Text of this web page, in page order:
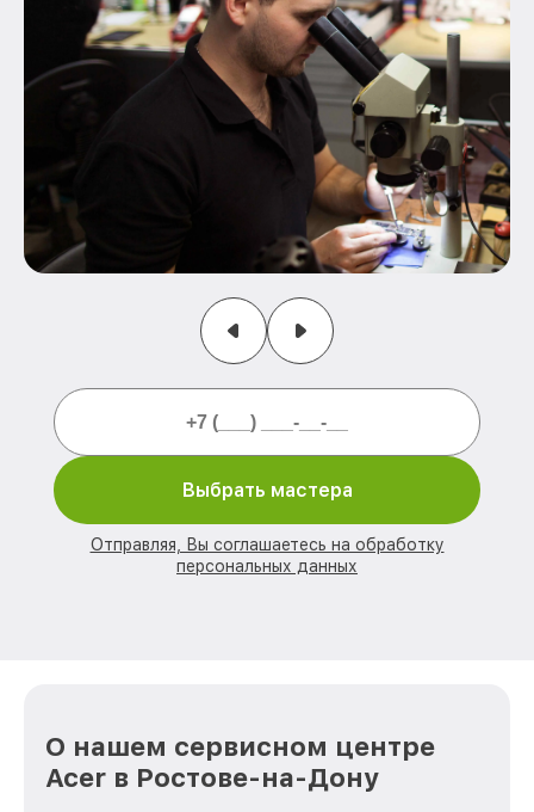
Выбрать мастера
Отправляя, Вы соглашаетесь на обработку
персональных данных
О нашем сервисном центре
Acer в Ростове-на-Дону